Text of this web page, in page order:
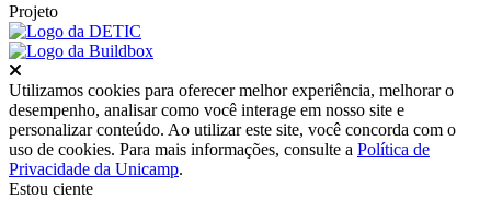
Projeto
Utilizamos cookies para oferecer melhor experiência, melhorar o
desempenho, analisar como você interage em nosso site e
personalizar conteúdo. Ao utilizar este site, você concorda com o
uso de cookies. Para mais informações, consulte a Política de
Privacidade da Unicamp.
Estou ciente